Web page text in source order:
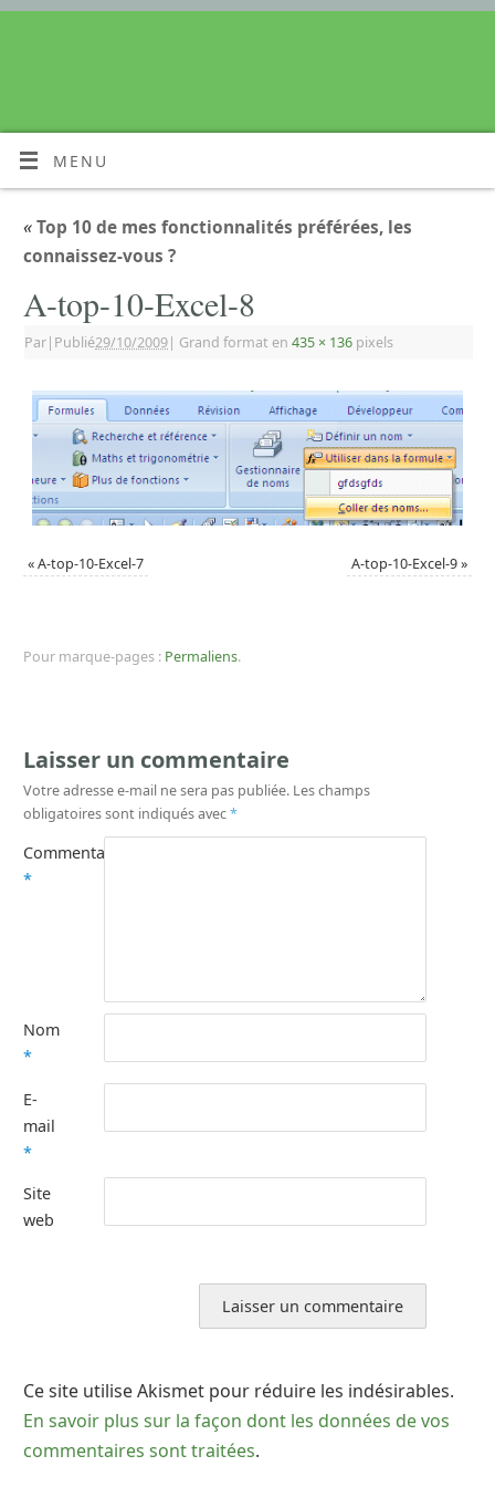
MENU
«Top 10 de mes fonctionnalités préférées, les
connaissez-vous ?
A-top-10-Excel-8
Par| Publié29/10/2009| Grand format en 435 × 136 pixels
«A-top-10-Excel-7 A-top-10-Excel-9»
Pour marque-pages : Permaliens.
Laisser un commentaire
Votre adresse e-mail ne sera pas publiée. Les champs
obligatoires sont indiqués avec*
Commentaire
*
Nom
*
E-
mail
*
Site
web
Ce site utilise Akismet pour réduire les indésirables.
En savoir plus sur la façon dont les données de vos
commentaires sont traitées.